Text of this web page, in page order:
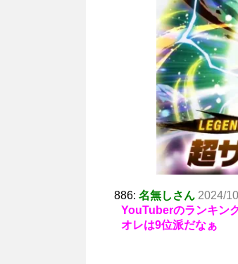
886: 名無しさん 2024/
YouTuberのランキン
オレは9位派だなぁ